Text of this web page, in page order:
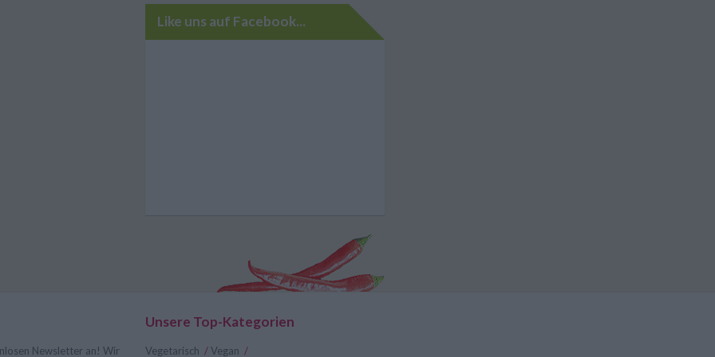
Like uns auf Facebook...
Newsletter an! Wir
Unsere Top-Kategorien
Vegetarisch /Vegan /